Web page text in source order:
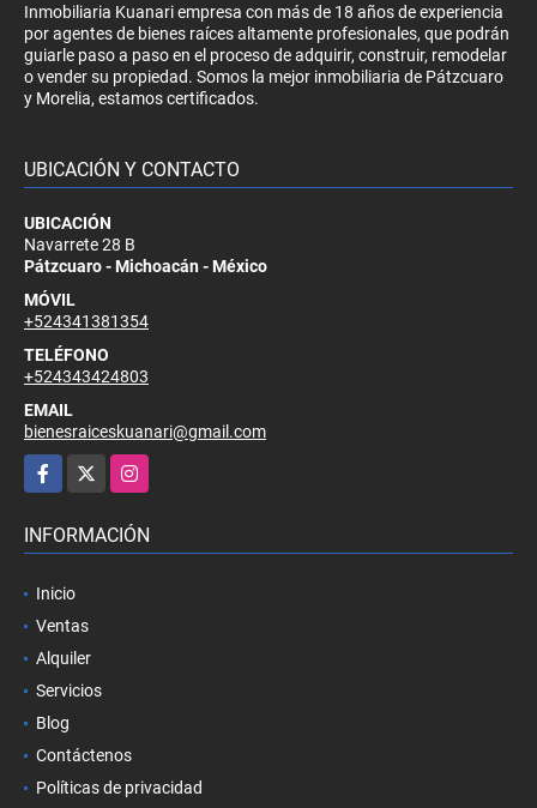
Inmobiliaria Kuanari empresa con más de 18 años de experiencia
por agentes de bienes raíces altamente profesionales, que podrán
guiarle paso a paso en el proceso de adquirir, construir, remodelar
o vender su propiedad. Somos la mejor inmobiliaria de Pátzcuaro
y Morelia, estamos certificados.
UBICACIÓN Y CONTACTO
UBICACIÓN
Navarrete 28 B
Pátzcuaro - Michoacán - México
MÓVIL
+524341381354
TELÉFONO
+524343424803
EMAIL
bienesraiceskuanari@gmail.com
Facebook
Instagram
INFORMACIÓN
Inicio
Ventas
Alquiler
Servicios
Blog
Contáctenos
Políticas de privacidad